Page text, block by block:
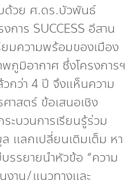
ด้วย ศ.ดร.บัวพันธ์
าร SUCCESS อีสาน
มความพร้อมของเมือง
ภูมิอากาศ ซึ่งโครงการฯ
กว่า 4 ปี จึงแห็นความ
สตร์ ข้อเสนอเชิง
ะบวนการเรียนรู้ร่วม
แลกเปลี่ยนเติมเต็ม หา
รยายนำหัวข้อ “ความ
งาน/แนวทางและ